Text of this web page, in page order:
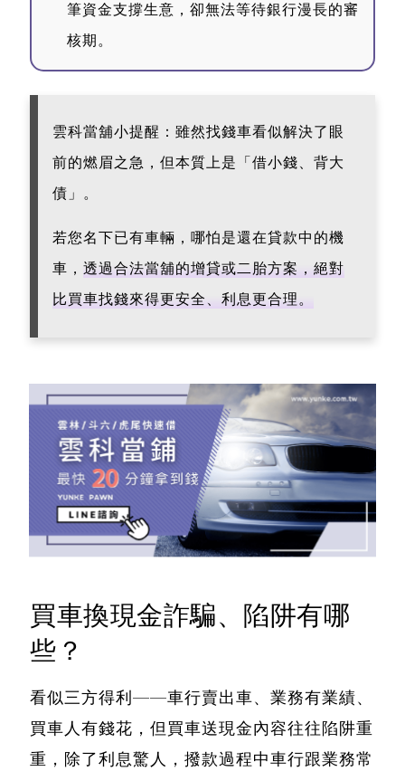
筆資金支撐生意，卻無法等待銀行漫長的審
核期。
雲科當舖小提醒： 雖然找錢車看似解決了眼
前的燃眉之急，但本質上是「借小錢、背大
債」。
若您名下已有車輛，哪怕是還在貸款中的機
車， 透過合法當舖的增貸或二胎方案，絕對
比買車找錢來得更安全、利息更合理。
買車換現金詐騙、陷阱有哪
些？
看似三方得利——車行賣出車、業務有業績、
買車人有錢花， 但買車送現金內容往往陷阱重
重，除了利息驚人 ，撥款過程中車行跟業務常